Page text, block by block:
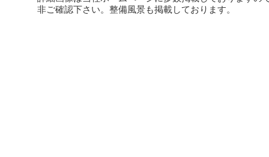
非ご確認下さい。整備風景も掲載しております。